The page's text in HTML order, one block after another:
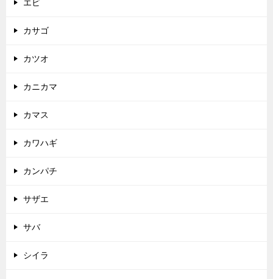
エビ
カサゴ
カツオ
カニカマ
カマス
カワハギ
カンパチ
サザエ
サバ
シイラ